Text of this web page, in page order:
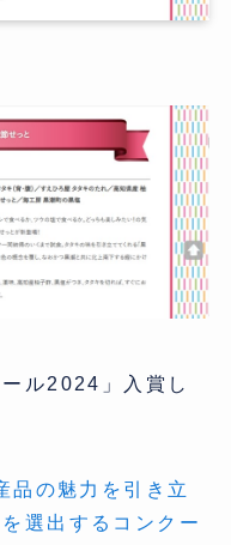
ル2024」入賞し
品の魅力を引き立
選出するコンクー